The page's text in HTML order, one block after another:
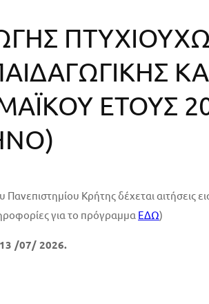
ΕΤΟΥΣ
Κρήτης δέχεται αιτήσεις
για το πρόγραμμα ΕΔΩ)
13 /07/ 2026.